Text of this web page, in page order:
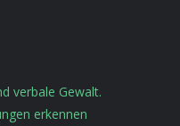
verbale Gewalt.
erkennen